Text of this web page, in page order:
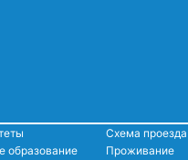
образование
Схема проезда
Проживание